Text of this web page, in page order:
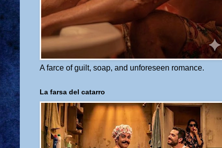
A farce of guilt, soap, and unforeseen romance.
La farsa del catarro